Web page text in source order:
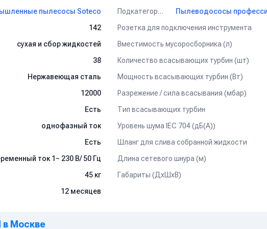
муфт (диаметр 38 мм), длина 2,5 м.
из ударопрочного пластика.
с щётками для сбора сухой грязи и сухих фракций, рабочая ширина
с резинками для сбора жидкой грязи и жидких фракций, рабочая
тонкой очистки, с крышкой для сбора мелких фракций, предотвращает их
длина 20 м. По желанию заказчика, возможна любая длина шланга в
пылесосы Soteco Подкатегория
142 Розетка для подключения инструмента
сухая и сбор жидкостей Вместимость мусоросборника (л)
38 Количество всасывающих турбин (шт)
Нержавеющая сталь Мощность всасывающих турбин (Вт)
12000 Разрежение / сила всасывания (мбар)
Есть Тип всасывающих турбин
однофазный ток Уровень шума IEC 704 (дБ(А))
Есть Шланг для слива собранной жидкости
ток 1~ 230 В/ 50 Гц Длина сетевого шнура (м)
45 кг Габариты (ДхШхВ)
12 месяцев
в Москве